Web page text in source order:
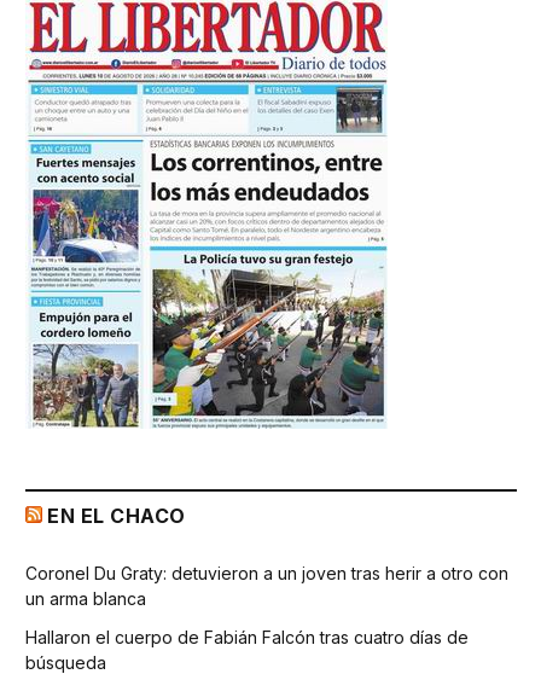
EN EL CHACO
Coronel Du Graty: detuvieron a un joven tras herir a otro con
un arma blanca
Hallaron el cuerpo de Fabián Falcón tras cuatro días de
búsqueda